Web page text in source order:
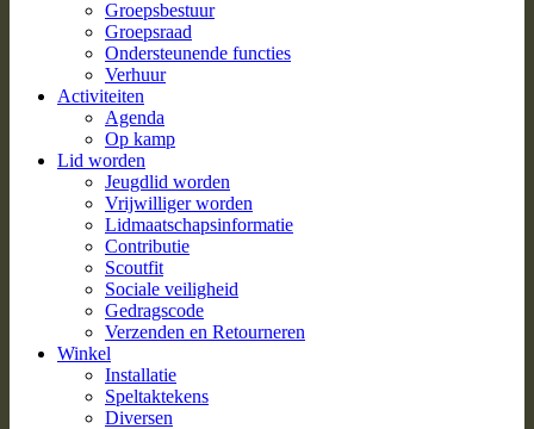
Groepsbestuur
Groepsraad
Ondersteunende functies
Verhuur
Activiteiten
Agenda
Op kamp
Lid worden
Jeugdlid worden
Vrijwilliger worden
Lidmaatschapsinformatie
Contributie
Scoutfit
Sociale veiligheid
Gedragscode
Verzenden en Retourneren
Winkel
Installatie
Speltaktekens
Diversen